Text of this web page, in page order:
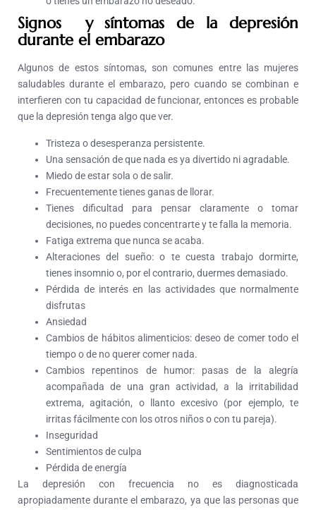
Signos y síntomas de la depresión
durante el embarazo
Algunos de estos síntomas, son comunes entre las mujeres
saludables durante el embarazo, pero cuando se combinan e
interfieren con tu capacidad de funcionar, entonces es probable
que la depresión tenga algo que ver.
Tristeza o desesperanza persistente.
Una sensación de que nada es ya divertido ni agradable.
Miedo de estar sola o de salir.
Frecuentemente tienes ganas de llorar.
Tienes dificultad para pensar claramente o tomar
decisiones, no puedes concentrarte y te falla la memoria.
Fatiga extrema que nunca se acaba.
Alteraciones del sueño: o te cuesta trabajo dormirte,
tienes insomnio o, por el contrario, duermes demasiado.
Pérdida de interés en las actividades que normalmente
disfrutas
Ansiedad
Cambios de hábitos alimenticios: deseo de comer todo el
tiempo o de no querer comer nada.
Cambios repentinos de humor: pasas de la alegría
acompañada de una gran actividad, a la irritabilidad
extrema, agitación, o llanto excesivo (por ejemplo, te
irritas fácilmente con los otros niños o con tu pareja).
Inseguridad
Sentimientos de culpa
Pérdida de energía
La depresión con frecuencia no es diagnosticada
apropiadamente durante el embarazo, ya que las personas que